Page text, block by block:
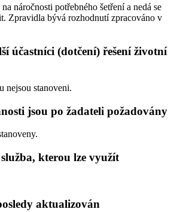
náročnosti potřebného šetření a nedá se
Zpravidla bývá rozhodnutí zpracováno v
účastníci (dotčení) řešení životní
nejsou stanoveni.
jsou po žadateli požadovány
kterou lze využít
aktualizován